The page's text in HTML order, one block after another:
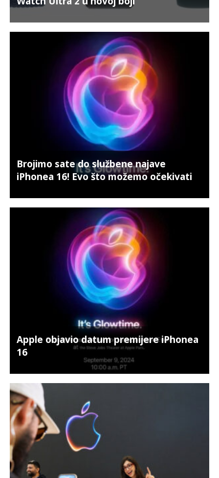
Brojimo sate do službene najave
iPhonea 16! Evo što možemo očekivati
Apple objavio datum premijere iPhonea
16